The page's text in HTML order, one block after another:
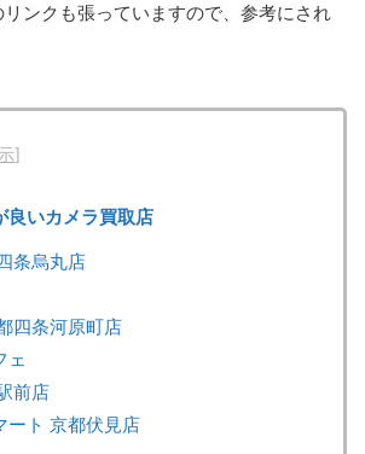
ンクも張っていますので、参考にされ
]
良いカメラ買取店
条烏丸店
四条河原町店
ェ
前店
ート 京都伏見店